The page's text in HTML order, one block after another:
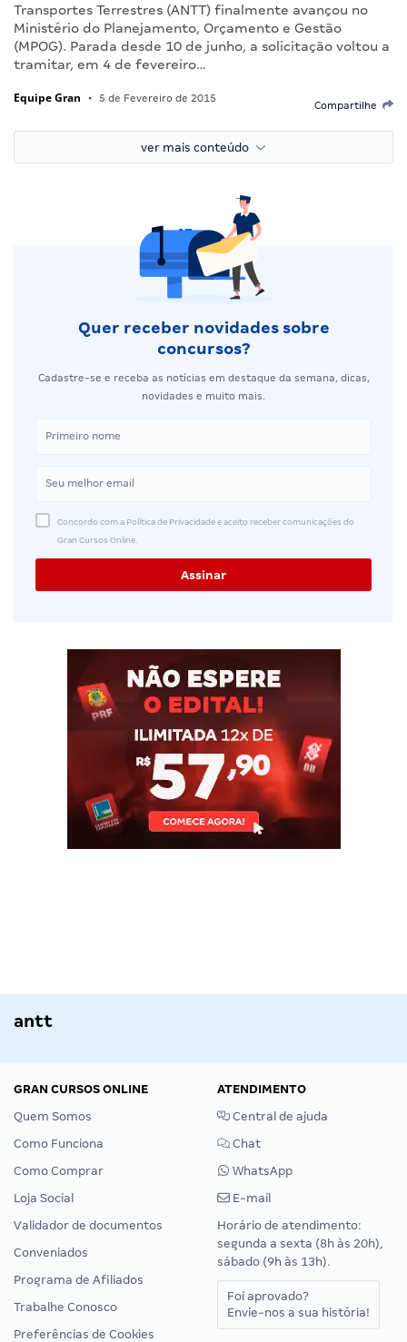
Transportes Terrestres (ANTT) finalmente avançou no
Ministério do Planejamento, Orçamento e Gestão
(MPOG). Parada desde 10 de junho, a solicitação voltou a
tramitar, em 4 de fevereiro…
Equipe Gran • 5 de Fevereiro de 2015
Compartilhe
ver mais conteúdo
Quer receber novidades sobre
concursos?
Cadastre-se e receba as notícias em destaque da semana, dicas,
novidades e muito mais.
Concordo com a Política de Privacidade e aceito receber comunicações do
Gran Cursos Online.
antt
GRAN CURSOS ONLINE
Quem Somos
Como Funciona
Como Comprar
Loja Social
Validador de documentos
Conveniados
Programa de Afiliados
Trabalhe Conosco
Preferências de Cookies
ATENDIMENTO
Central de ajuda
Chat
WhatsApp
E-mail
Horário de atendimento:
segunda a sexta (8h às 20h),
sábado (9h às 13h).
Foi aprovado?
Envie-nos a sua história!